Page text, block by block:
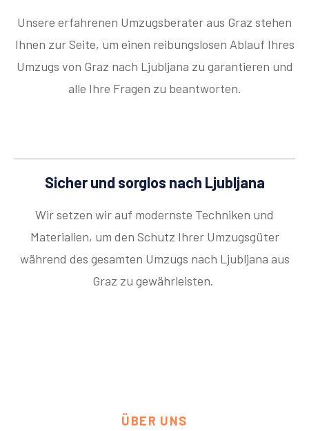
Unsere erfahrenen Umzugsberater aus Graz stehen
Ihnen zur Seite, um einen reibungslosen Ablauf Ihres
Umzugs von Graz nach Ljubljana zu garantieren und
alle Ihre Fragen zu beantworten.
Sicher und sorglos nach Ljubljana
Wir setzen wir auf modernste Techniken und
Materialien, um den Schutz Ihrer Umzugsgüter
während des gesamten Umzugs nach Ljubljana aus
Graz zu gewährleisten.
ÜBER UNS